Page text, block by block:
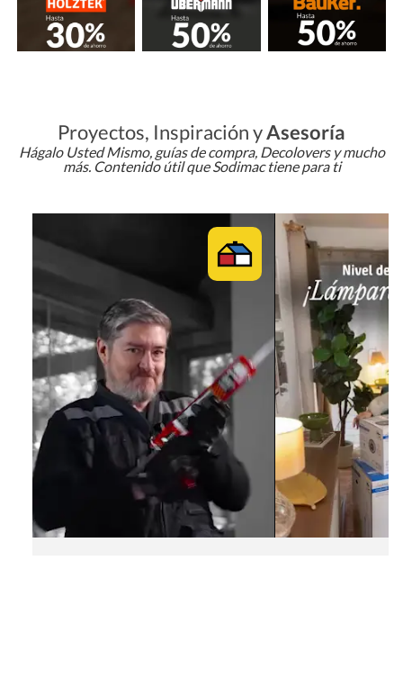
Proyectos, Inspiración yAsesoría
Hágalo Usted Mismo, guías de compra, Decolovers y mucho
más. Contenido útil que Sodimac tiene para ti